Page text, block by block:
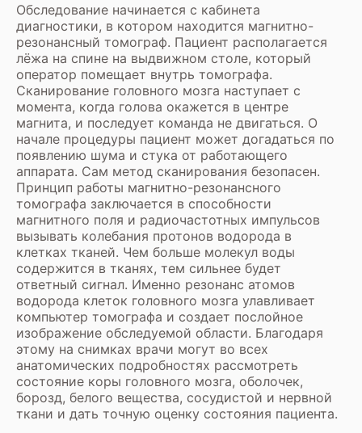
Обследование начинается с кабинета
диагностики, в котором находится магнитно-
резонансный томограф. Пациент располагается
лёжа на спине на выдвижном столе, который
оператор помещает внутрь томографа.
Сканирование головного мозга наступает с
момента, когда голова окажется в центре
магнита, и последует команда не двигаться. О
начале процедуры пациент может догадаться по
появлению шума и стука от работающего
аппарата. Сам метод сканирования безопасен.
Принцип работы магнитно-резонансного
томографа заключается в способности
магнитного поля и радиочастотных импульсов
вызывать колебания протонов водорода в
клетках тканей. Чем больше молекул воды
содержится в тканях, тем сильнее будет
ответный сигнал. Именно резонанс атомов
водорода клеток головного мозга улавливает
компьютер томографа и создает послойное
изображение обследуемой области. Благодаря
этому на снимках врачи могут во всех
анатомических подробностях рассмотреть
состояние коры головного мозга, оболочек,
борозд, белого вещества, сосудистой и нервной
ткани и дать точную оценку состояния пациента.